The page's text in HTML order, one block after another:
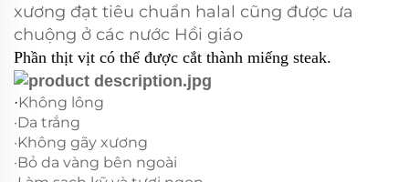
xương đạt tiêu chuẩn halal cũng được ưa
chuộng ở các nước Hồi giáo
Phần thịt vịt có thể được cắt thành miếng steak.
·Không lông
·Da trắng
·Không gãy xương
·Bỏ da vàng bên ngoài